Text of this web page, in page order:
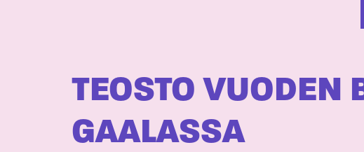
TEOSTO
GAALASSA